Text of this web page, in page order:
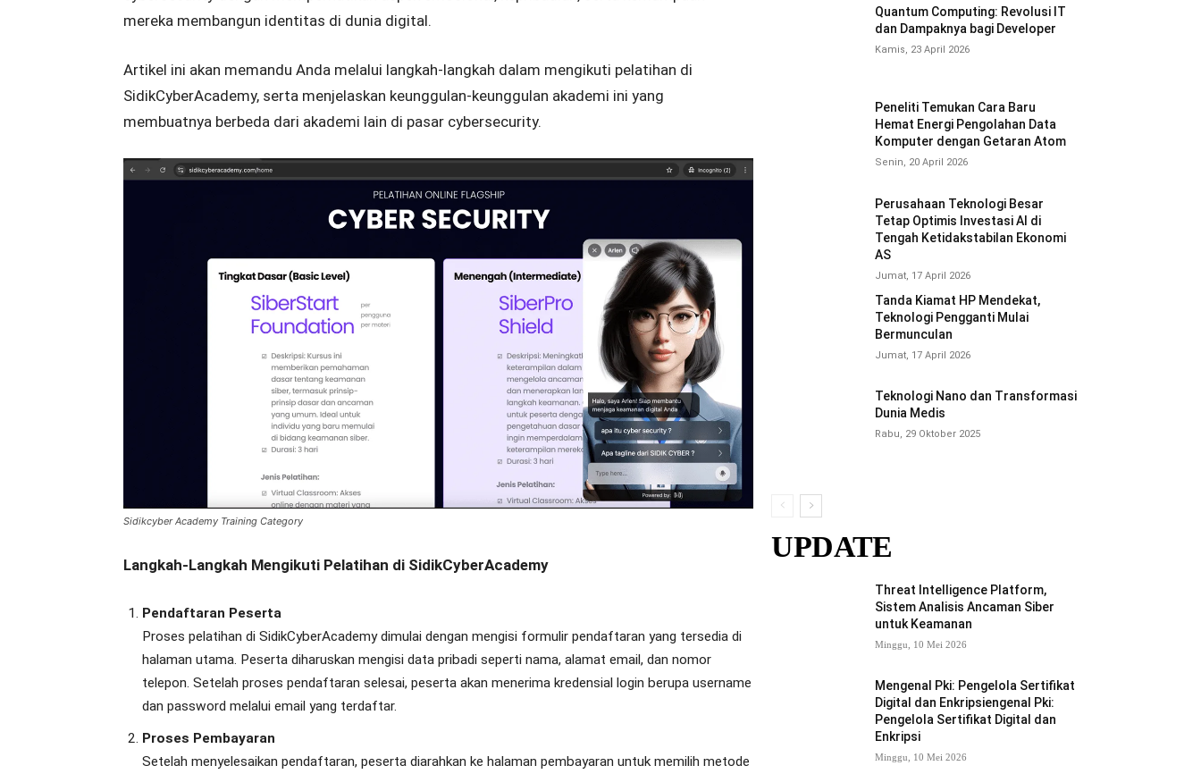
mereka membangun identitas di dunia digital.
Artikel ini akan memandu Anda melalui langkah-langkah dalam mengikuti pelatihan di
SidikCyberAcademy, serta menjelaskan keunggulan-keunggulan akademi ini yang
membuatnya berbeda dari akademi lain di pasar cybersecurity.
Sidikcyber Academy Training Category
Langkah-Langkah Mengikuti Pelatihan di SidikCyberAcademy
Pendaftaran Peserta
Proses pelatihan di SidikCyberAcademy dimulai dengan mengisi formulir pendaftaran yang tersedia di
halaman utama. Peserta diharuskan mengisi data pribadi seperti nama, alamat email, dan nomor
telepon. Setelah proses pendaftaran selesai, peserta akan menerima kredensial login berupa username
dan password melalui email yang terdaftar.
Proses Pembayaran
Setelah menyelesaikan pendaftaran, peserta diarahkan ke halaman pembayaran untuk memilih metode
Quantum Computing: Revolusi IT
dan Dampaknya bagi Developer
Kamis, 23 April 2026
Peneliti Temukan Cara Baru
Hemat Energi Pengolahan Data
Komputer dengan Getaran Atom
Senin, 20 April 2026
Perusahaan Teknologi Besar
Tetap Optimis Investasi AI di
Tengah Ketidakstabilan Ekonomi
AS
Jumat, 17 April 2026
Tanda Kiamat HP Mendekat,
Teknologi Pengganti Mulai
Bermunculan
Jumat, 17 April 2026
Teknologi Nano dan Transformasi
Dunia Medis
Rabu, 29 Oktober 2025
UPDATE
Threat Intelligence Platform,
Sistem Analisis Ancaman Siber
untuk Keamanan
Minggu, 10 Mei 2026
Mengenal Pki: Pengelola Sertifikat
Digital dan Enkripsiengenal Pki:
Pengelola Sertifikat Digital dan
Enkripsi
Minggu, 10 Mei 2026